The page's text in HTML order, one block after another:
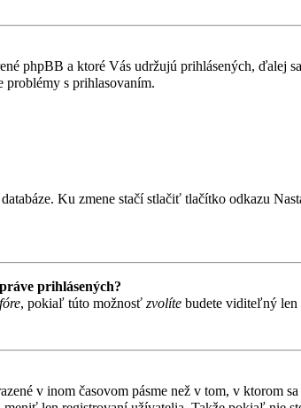
phpBB a ktoré Vás udržujú prihlásených, ďalej
s prihlasovaním.
Ku zmene stačí stlačiť tlačítko odkazu
prihlásených?
, pokiaľ túto možnosť zvolíte budete viditeľný len
v inom časovom pásme než v tom, v ktorom